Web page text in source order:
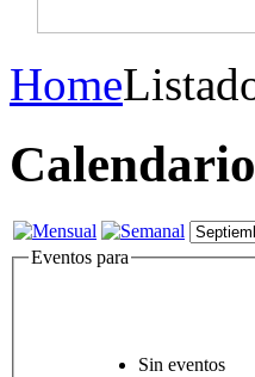
Home
Eventos para
Sin eventos